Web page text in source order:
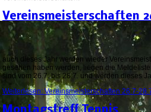
Vereinsmeisterschaften
auch dieses Jahr werden wieder
gesehen haben werden, liegen die
sind vom 26.7. bis 28.7. und werden dieses
Weiterlesen: Vereinsmeisterschaften 26.7-